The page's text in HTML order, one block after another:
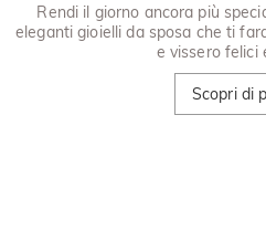
Rendi il giorno ancora più
eleganti gioielli da sposa che ti
e vissero felici
Scopri di